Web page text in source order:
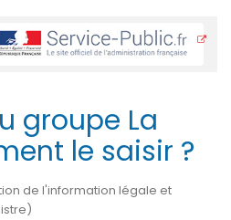
groupe La
le saisir ?
de l'information légale et